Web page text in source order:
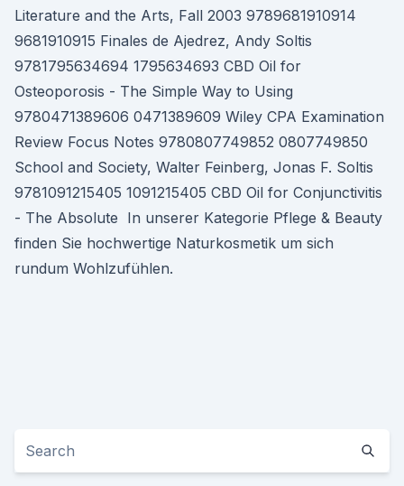
Literature and the Arts, Fall 2003 9789681910914
9681910915 Finales de Ajedrez, Andy Soltis
9781795634694 1795634693 CBD Oil for
Osteoporosis - The Simple Way to Using
9780471389606 0471389609 Wiley CPA Examination
Review Focus Notes 9780807749852 0807749850
School and Society, Walter Feinberg, Jonas F. Soltis
9781091215405 1091215405 CBD Oil for Conjunctivitis
- The Absolute In unserer Kategorie Pflege & Beauty
finden Sie hochwertige Naturkosmetik um sich
rundum Wohlzufühlen.